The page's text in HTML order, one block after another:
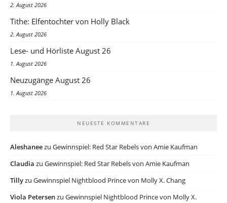
2. August 2026
Tithe: Elfentochter von Holly Black
2. August 2026
Lese- und Hörliste August 26
1. August 2026
Neuzugänge August 26
1. August 2026
NEUESTE KOMMENTARE
Aleshaneezu Gewinnspiel: Red Star Rebels von Amie Kaufman
Claudia zu Gewinnspiel: Red Star Rebels von Amie Kaufman
Tillyzu Gewinnspiel Nightblood Prince von Molly X. Chang
Viola Petersenzu Gewinnspiel Nightblood Prince von Molly X.